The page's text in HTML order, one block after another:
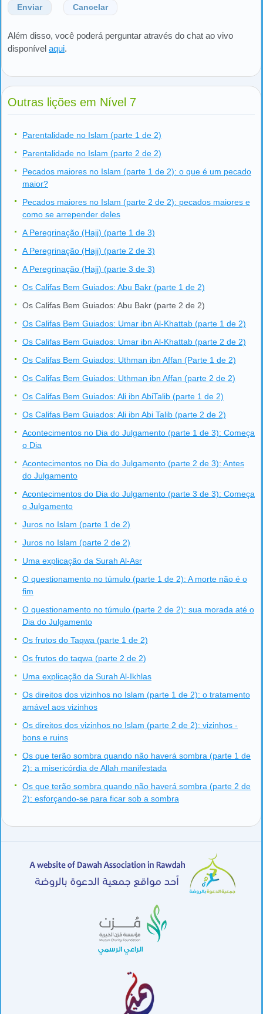
Enviar Cancelar
Além disso, você poderá perguntar através do chat ao vivo
disponível aqui.
Outras lições em Nível 7
Parentalidade no Islam (parte 1 de 2)
Parentalidade no Islam (parte 2 de 2)
Pecados maiores no Islam (parte 1 de 2): o que é um pecado
maior?
Pecados maiores no Islam (parte 2 de 2): pecados maiores e
como se arrepender deles
A Peregrinação (Hajj) (parte 1 de 3)
A Peregrinação (Hajj) (parte 2 de 3)
A Peregrinação (Hajj) (parte 3 de 3)
Os Califas Bem Guiados: Abu Bakr (parte 1 de 2)
Os Califas Bem Guiados: Abu Bakr (parte 2 de 2)
Os Califas Bem Guiados: Umar ibn Al-Khattab (parte 1 de 2)
Os Califas Bem Guiados: Umar ibn Al-Khattab (parte 2 de 2)
Os Califas Bem Guiados: Uthman ibn Affan (Parte 1 de 2)
Os Califas Bem Guiados: Uthman ibn Affan (parte 2 de 2)
Os Califas Bem Guiados: Ali ibn AbiTalib (parte 1 de 2)
Os Califas Bem Guiados: Ali ibn Abi Talib (parte 2 de 2)
Acontecimentos no Dia do Julgamento (parte 1 de 3): Começa
o Dia
Acontecimentos no Dia do Julgamento (parte 2 de 3): Antes
do Julgamento
Acontecimentos do Dia do Julgamento (parte 3 de 3): Começa
o Julgamento
Juros no Islam (parte 1 de 2)
Juros no Islam (parte 2 de 2)
Uma explicação da Surah Al-Asr
O questionamento no túmulo (parte 1 de 2): A morte não é o
fim
O questionamento no túmulo (parte 2 de 2): sua morada até o
Dia do Julgamento
Os frutos do Taqwa (parte 1 de 2)
Os frutos do taqwa (parte 2 de 2)
Uma explicação da Surah Al-Ikhlas
Os direitos dos vizinhos no Islam (parte 1 de 2): o tratamento
amável aos vizinhos
Os direitos dos vizinhos no Islam (parte 2 de 2): vizinhos -
bons e ruins
Os que terão sombra quando não haverá sombra (parte 1 de
2): a misericórdia de Allah manifestada
Os que terão sombra quando não haverá sombra (parte 2 de
2): esforçando-se para ficar sob a sombra